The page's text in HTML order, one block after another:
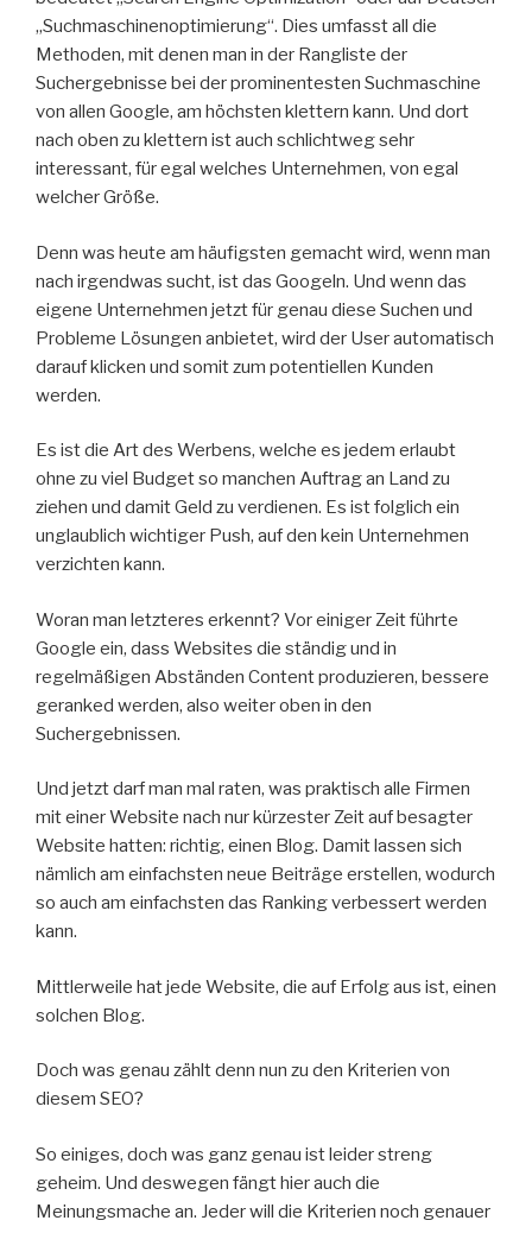
„Suchmaschinenoptimierung“. Dies umfasst all die
Methoden, mit denen man in der Rangliste der
Suchergebnisse bei der prominentesten Suchmaschine
von allen Google, am höchsten klettern kann. Und dort
nach oben zu klettern ist auch schlichtweg sehr
interessant, für egal welches Unternehmen, von egal
welcher Größe.
Denn was heute am häufigsten gemacht wird, wenn man
nach irgendwas sucht, ist das Googeln. Und wenn das
eigene Unternehmen jetzt für genau diese Suchen und
Probleme Lösungen anbietet, wird der User automatisch
darauf klicken und somit zum potentiellen Kunden
werden.
Es ist die Art des Werbens, welche es jedem erlaubt
ohne zu viel Budget so manchen Auftrag an Land zu
ziehen und damit Geld zu verdienen. Es ist folglich ein
unglaublich wichtiger Push, auf den kein Unternehmen
verzichten kann.
Woran man letzteres erkennt? Vor einiger Zeit führte
Google ein, dass Websites die ständig und in
regelmäßigen Abständen Content produzieren, bessere
geranked werden, also weiter oben in den
Suchergebnissen.
Und jetzt darf man mal raten, was praktisch alle Firmen
mit einer Website nach nur kürzester Zeit auf besagter
Website hatten: richtig, einen Blog. Damit lassen sich
nämlich am einfachsten neue Beiträge erstellen, wodurch
so auch am einfachsten das Ranking verbessert werden
kann.
Mittlerweile hat jede Website, die auf Erfolg aus ist, einen
solchen Blog.
Doch was genau zählt denn nun zu den Kriterien von
diesem SEO?
So einiges, doch was ganz genau ist leider streng
geheim. Und deswegen fängt hier auch die
Meinungsmache an. Jeder will die Kriterien noch genauer